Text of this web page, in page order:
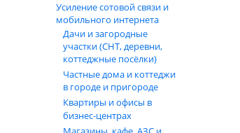
Усиление сотовой связи и
мобильного интернета
Дачи и загородные
участки (СНТ, деревни,
коттеджные посёлки)
Частные дома и коттеджи
в городе и пригороде
Квартиры и офисы в
бизнес‑центрах